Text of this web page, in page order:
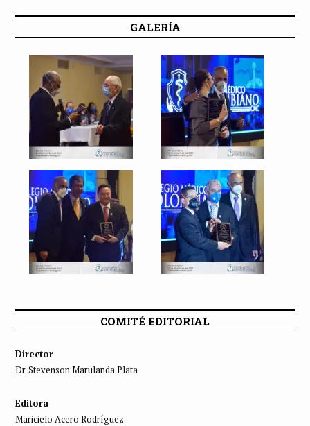
GALERÍA
COMITÉ EDITORIAL
Director
Dr. Stevenson Marulanda Plata
Editora
Maricielo Acero Rodríguez